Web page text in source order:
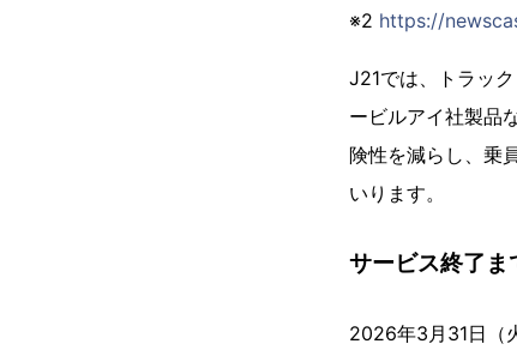
※2 https://
J21では、トラッ
ービルアイ社製品
険性を減らし、乗
いります。
サービス終了ま
2026年3月31日（